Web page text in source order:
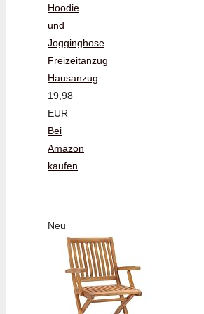
Hoodie
und
Jogginghose
Freizeitanzug
Hausanzug
19,98
EUR
Bei
Amazon
kaufen
Neu